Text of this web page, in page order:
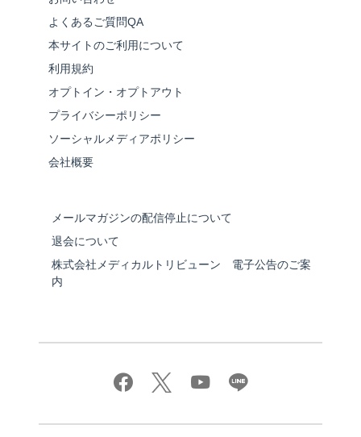
よくあるご質問QA
本サイトのご利用について
利用規約
オプトイン・オプトアウト
プライバシーポリシー
ソーシャルメディアポリシー
会社概要
メールマガジンの配信停止について
退会について
株式会社メディカルトリビューン 電子公告のご案
内